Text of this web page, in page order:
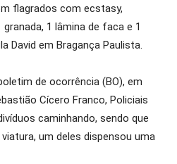
flagrados com ecstasy,
1 lâmina de faca e 1
David em Bragança Paulista.
de ocorrência (BO), em
Cícero Franco, Policiais
caminhando, sendo que
um deles dispensou uma